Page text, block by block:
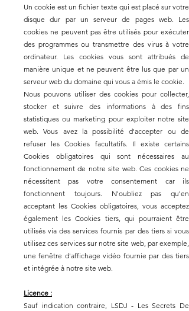
Un cookie est un fichier texte qui est placé sur votre
disque dur par un serveur de pages web. Les
cookies ne peuvent pas être utilisés pour exécuter
des programmes ou transmettre des virus à votre
ordinateur. Les cookies vous sont attribués de
manière unique et ne peuvent être lus que par un
serveur web du domaine qui vous a émis le cookie.
Nous pouvons utiliser des cookies pour collecter,
stocker et suivre des informations à des fins
statistiques ou marketing pour exploiter notre site
web. Vous avez la possibilité d'accepter ou de
refuser les Cookies facultatifs. Il existe certains
Cookies obligatoires qui sont nécessaires au
fonctionnement de notre site web. Ces cookies ne
nécessitent pas votre consentement car ils
fonctionnent toujours. N'oubliez pas qu'en
acceptant les Cookies obligatoires, vous acceptez
également les Cookies tiers, qui pourraient être
utilisés via des services fournis par des tiers si vous
utilisez ces services sur notre site web, par exemple,
une fenêtre d'affichage vidéo fournie par des tiers
et intégrée à notre site web.
Licence :
Sauf indication contraire, LSDJ - Les Secrets De